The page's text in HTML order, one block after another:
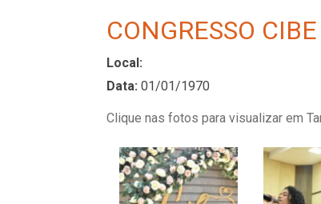
CONGRESSO
Local:
Data: 01/01/1970
Clique nas fotos para visualizar em